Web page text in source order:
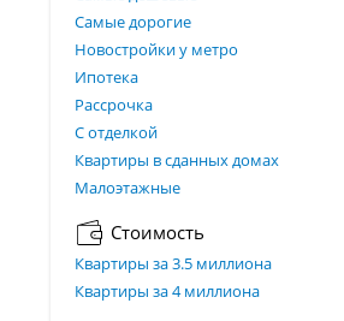
Самые дорогие
Новостройки у метро
Ипотека
Рассрочка
С отделкой
Квартиры в сданных домах
Малоэтажные
Стоимость
Квартиры за 3.5 миллиона
Квартиры за 4 миллиона